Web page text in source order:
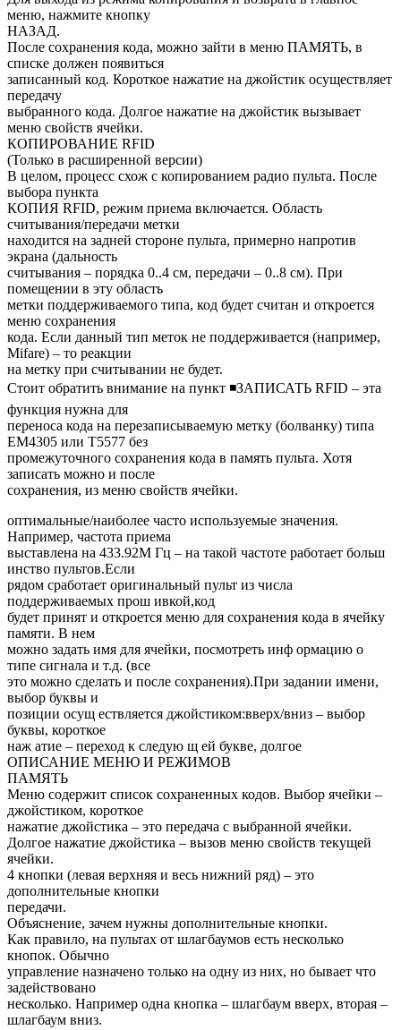
меню, нажмите кнопку
НАЗАД.
После сохранения кода, можно зайти в меню ПАМЯТЬ, в
списке должен появиться
записанный код. Короткое нажатие на джойстик осуществляет
передачу
выбранного кода. Долгое нажатие на джойстик вызывает
меню свойств ячейки.
КОПИРОВАНИЕ RFID
(Только в расширенной версии)
В целом, процесс схож с копированием радио пульта. После
выбора пункта
КОПИЯ RFID, режим приема включается. Область
считывания/передачи метки
находится на задней стороне пульта, примерно напротив
экрана (дальность
считывания – порядка 0..4 см, передачи – 0..8 см). При
помещении в эту область
метки поддерживаемого типа, код будет считан и откроется
меню сохранения
кода. Если данный тип меток не поддерживается (например,
Mifare) – то реакции
на метку при считывании не будет.
Стоит обратить внимание на пункт ◾ЗАПИСАТЬ RFID – эта
функция нужна для
переноса кода на перезаписываемую метку (болванку) типа
EM4305 или T5577 без
промежуточного сохранения кода в память пульта. Хотя
записать можно и после
сохранения, из меню свойств ячейки.
оптимальные/наиболее часто используемые значения.
Например, частота приема
выставлена на 433.92М Гц – на такой частоте работает больш
инство пультов.Если
рядом сработает оригинальный пульт из числа
поддерживаемых прош ивкой,код
будет принят и откроется меню для сохранения кода в ячейку
памяти. В нем
можно задать имя для ячейки, посмотреть инф ормацию о
типе сигнала и т.д. (все
это можно сделать и после сохранения).При задании имени,
выбор буквы и
позиции осущ ествляется джойстиком:вверх/вниз – выбор
буквы, короткое
наж атие – переход к следую щ ей букве, долгое
ОПИСАНИЕ МЕНЮ И РЕЖИМОВ
ПАМЯТЬ
Меню содержит список сохраненных кодов. Выбор ячейки –
джойстиком, короткое
нажатие джойстика – это передача с выбранной ячейки.
Долгое нажатие джойстика – вызов меню свойств текущей
ячейки.
4 кнопки (левая верхняя и весь нижний ряд) – это
дополнительные кнопки
передачи.
Объяснение, зачем нужны дополнительные кнопки.
Как правило, на пультах от шлагбаумов есть несколько
кнопок. Обычно
управление назначено только на одну из них, но бывает что
задействовано
несколько. Например одна кнопка – шлагбаум вверх, вторая –
шлагбаум вниз.